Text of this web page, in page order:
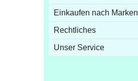
Einkaufen nach Marken
Rechtliches
Unser Service